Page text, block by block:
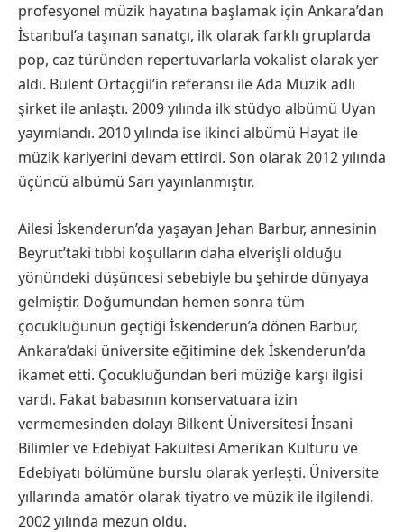
profesyonel müzik hayatına başlamak için Ankara’dan
İstanbul’a taşınan sanatçı, ilk olarak farklı gruplarda
pop, caz türünden repertuvarlarla vokalist olarak yer
aldı. Bülent Ortaçgil’in referansı ile Ada Müzik adlı
şirket ile anlaştı. 2009 yılında ilk stüdyo albümü Uyan
yayımlandı. 2010 yılında ise ikinci albümü Hayat ile
müzik kariyerini devam ettirdi. Son olarak 2012 yılında
üçüncü albümü Sarı yayınlanmıştır.
Ailesi İskenderun’da yaşayan Jehan Barbur, annesinin
Beyrut’taki tıbbi koşulların daha elverişli olduğu
yönündeki düşüncesi sebebiyle bu şehirde dünyaya
gelmiştir. Doğumundan hemen sonra tüm
çocukluğunun geçtiği İskenderun’a dönen Barbur,
Ankara’daki üniversite eğitimine dek İskenderun’da
ikamet etti. Çocukluğundan beri müziğe karşı ilgisi
vardı. Fakat babasının konservatuara izin
vermemesinden dolayı Bilkent Üniversitesi İnsani
Bilimler ve Edebiyat Fakültesi Amerikan Kültürü ve
Edebiyatı bölümüne burslu olarak yerleşti. Üniversite
yıllarında amatör olarak tiyatro ve müzik ile ilgilendi.
2002 yılında mezun oldu.